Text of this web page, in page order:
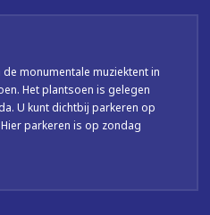
monumentale muziektent in
Het plantsoen is gelegen
U kunt dichtbij parkeren op
parkeren is op zondag